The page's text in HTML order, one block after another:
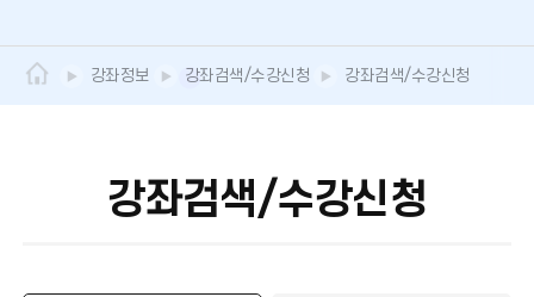
강좌정보 강좌검색/수강신청 강좌검색/수강신청
강좌검색/수강신청